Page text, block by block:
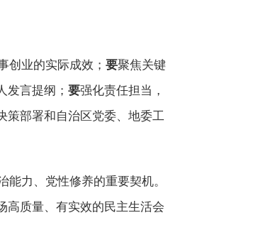
创业的实际成效；要聚焦关键
发言提纲；要强化责任担当，
策部署和自治区党委、地委工
力、党性修养的重要契机。
高质量、有实效的民主生活会